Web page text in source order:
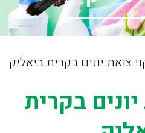
צואת יונים בקרית ביאליק
בקרית